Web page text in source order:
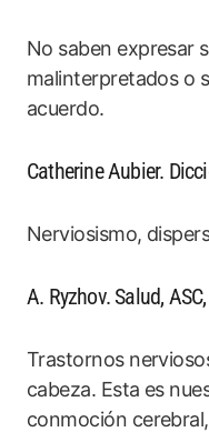
No saben expresar
malinterpretados o
acuerdo.
Catherine Aubier.
Nerviosismo,
A. Ryzhov. Salud,
Trastornos
cabeza. Esta es
conmoción